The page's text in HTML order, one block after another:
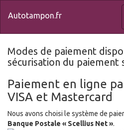
Autotampon.fr
Modes de paiement
sécurisation du
Paiement en ligne
VISA et Mastercard
Nous avons choisi le système de
Banque Postale « Scellius Net ».